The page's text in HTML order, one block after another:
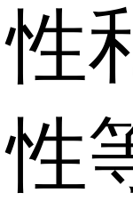
性
性